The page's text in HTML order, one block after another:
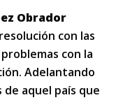
Obrador
con las
con la
Adelantando
aquel país que